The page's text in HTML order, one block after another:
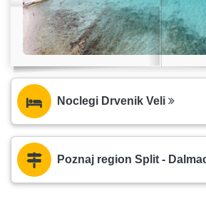
Noclegi Drvenik Veli
Poznaj region Split -